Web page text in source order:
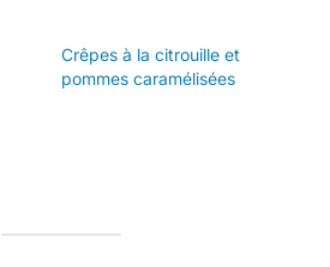
Crêpes à la citrouille et
pommes caramélisées